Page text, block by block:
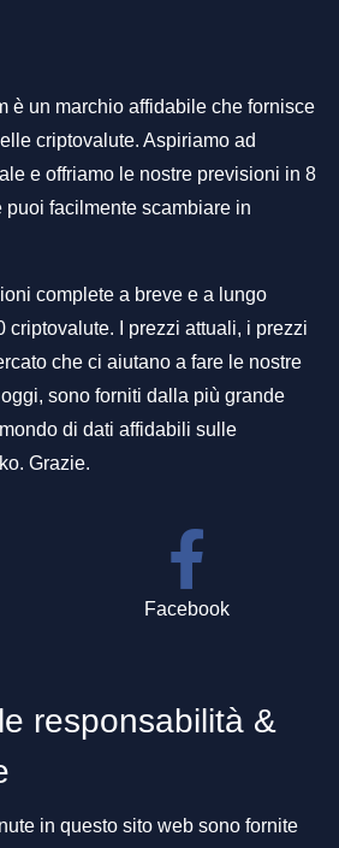
è un marchio affidabile che fornisce
criptovalute. Aspiriamo ad
e offriamo le nostre previsioni in 8
puoi facilmente scambiare in
complete a breve e a lungo
criptovalute. I prezzi attuali, i prezzi
che ci aiutano a fare le nostre
sono forniti dalla più grande
di dati affidabili sulle
Grazie.
Facebook
responsabilità &
in questo sito web sono fornite